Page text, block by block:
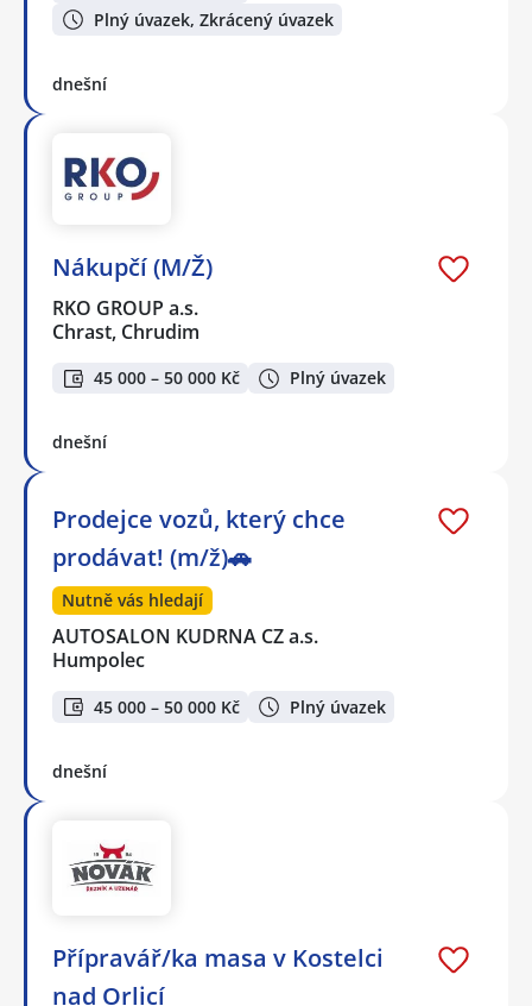
Plný úvazek, Zkrácený úvazek
dnešní
Nákupčí (M/Ž)
RKO GROUP a.s.
Chrast, Chrudim
45 000 – 50 000 Kč Plný úvazek
dnešní
Prodejce vozů, který chce
prodávat! (m/ž)🚗
Nutně vás hledají
AUTOSALON KUDRNA CZ a.s.
Humpolec
45 000 – 50 000 Kč Plný úvazek
dnešní
Přípravář/ka masa v Kostelci
nad Orlicí